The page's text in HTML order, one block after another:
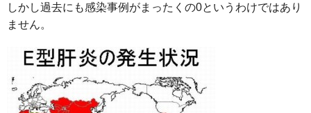
しかし過去にも感染事例がまったくの0というわけではあり
ません。